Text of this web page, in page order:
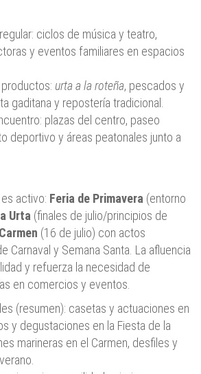
ciclos de música y teatro,
y eventos familiares en espacios
urta a la roteña, pescados y
gaditana y repostería tradicional.
plazas del centro, paseo
deportivo y áreas peatonales junto a
activo: Feria de Primavera (entorno
Urta (finales de julio/principios de
(16 de julio) con actos
Carnaval y Semana Santa. La afluencia
y refuerza la necesidad de
en comercios y eventos.
(resumen): casetas y actuaciones en
y degustaciones en la Fiesta de la
marineras en el Carmen, desfiles y